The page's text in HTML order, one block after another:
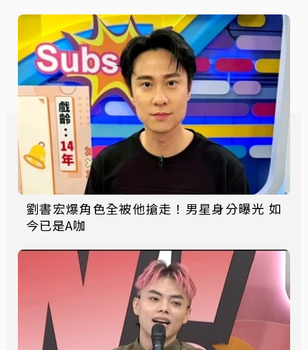
劉書宏爆角色全被他搶走！男星身分曝光 如
今已是A咖